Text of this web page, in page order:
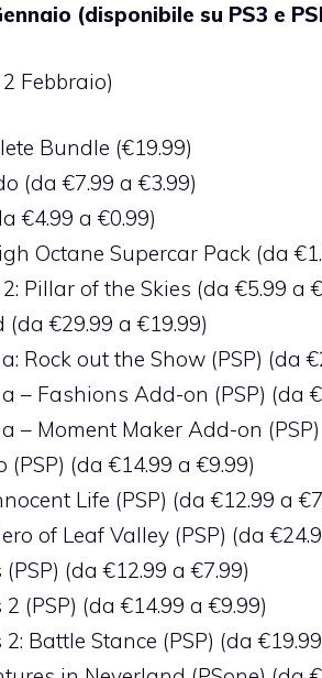
(disponibile su PS3 e
Febbraio)
Bundle (€19.99)
(da €7.99 a €3.99)
€4.99 a €0.99)
Octane Supercar Pack (da
Pillar of the Skies (da €5.99 a
(da €29.99 a €19.99)
Rock out the Show (PSP) (da
– Fashions Add-on (PSP) (da
– Moment Maker Add-on (PSP)
(da €14.99 a €9.99)
Life (PSP) (da €12.99 a
of Leaf Valley (PSP) (da
(da €12.99 a €7.99)
(PSP) (da €14.99 a €9.99)
Battle Stance (PSP) (da